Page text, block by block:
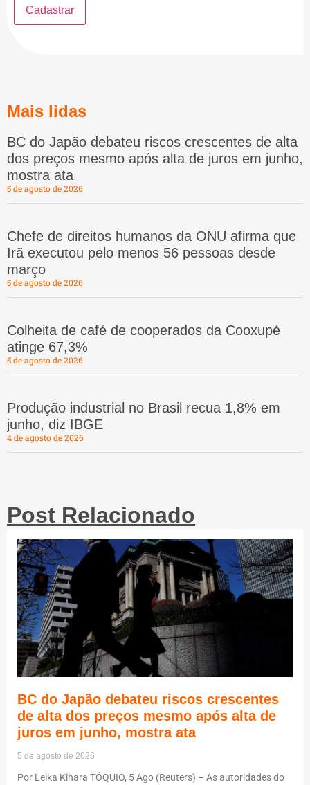
Mais lidas
BC do Japão debateu riscos crescentes de alta
dos preços mesmo após alta de juros em junho,
mostra ata
5 de agosto de 2026
Chefe de direitos humanos da ONU afirma que
Irã executou pelo menos 56 pessoas desde
março
5 de agosto de 2026
Colheita de café de cooperados da Cooxupé
atinge 67,3%
5 de agosto de 2026
Produção industrial no Brasil recua 1,8% em
junho, diz IBGE
4 de agosto de 2026
Post Relacionado
BC do Japão debateu riscos crescentes
de alta dos preços mesmo após alta de
juros em junho, mostra ata
5 de agosto de 2026
Por Leika Kihara TÓQUIO, 5 Ago (Reuters) – As autoridades do